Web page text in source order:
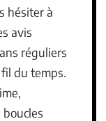
hésiter à
avis
réguliers
du temps.